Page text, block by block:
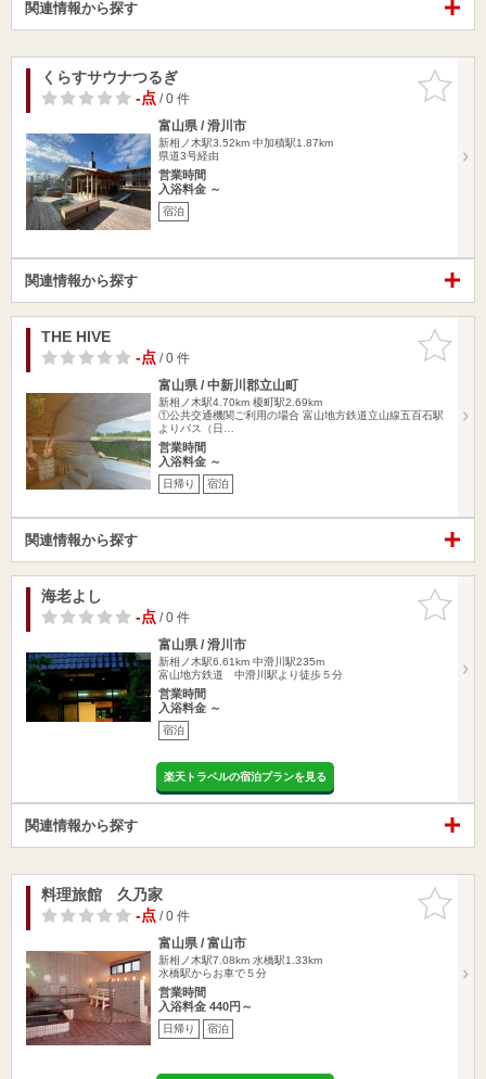
関連情報から探す
お気に入
りに追加
くらすサウナつるぎ
-点/ 0 件
富山県 / 滑川市
新相ノ木駅3.52km 中加積駅1.87km
県道3号経由
営業時間
入浴料金 ～
宿泊
関連情報から探す
お気に入
りに追加
THE HIVE
-点/ 0 件
富山県 / 中新川郡立山町
新相ノ木駅4.70km 榎町駅2.69km
①公共交通機関ご利用の場合 富山地方鉄道立山線五百石駅
よりバス（日…
営業時間
入浴料金 ～
日帰り 宿泊
関連情報から探す
お気に入
りに追加
海老よし
-点/ 0 件
富山県 / 滑川市
新相ノ木駅6.61km 中滑川駅235m
富山地方鉄道 中滑川駅より徒歩５分
営業時間
入浴料金 ～
宿泊
楽天トラベルの宿泊プランを見る
関連情報から探す
お気に入
りに追加
料理旅館 久乃家
-点/ 0 件
富山県 / 富山市
新相ノ木駅7.08km 水橋駅1.33km
水橋駅からお車で５分
営業時間
入浴料金 440円～
日帰り 宿泊